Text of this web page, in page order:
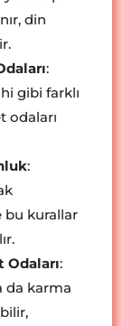
din
:
gibi farklı
odaları
:
bu kurallar
Odaları:
da karma